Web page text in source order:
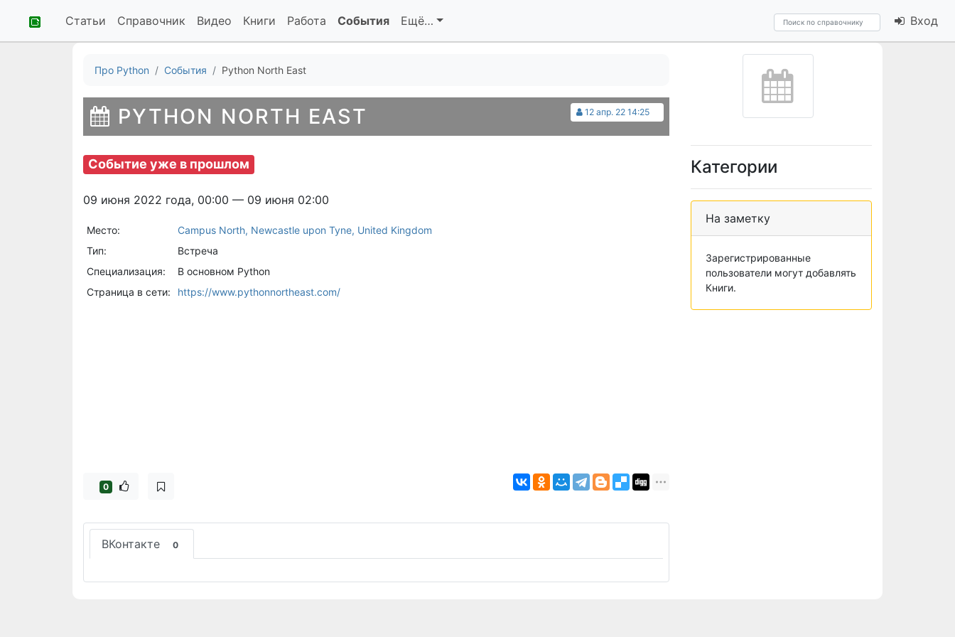
Статьи Справочник Видео Книги Работа События Ещё… Вход
Про Python События Python North East
12 апр. 22 14:25
PYTHON NORTH EAST
Событие уже в прошлом
09 июня 2022 года, 00:00 — 09 июня 02:00
Место:
Campus North, Newcastle upon Tyne, United Kingdom
Тип:
Встреча
Специализация:
В основном Python
Страница в сети:
https://www.pythonnortheast.com/
0
ВКонтакте 0
Категории
На заметку
Зарегистрированные
пользователи могут добавлять
Книги.